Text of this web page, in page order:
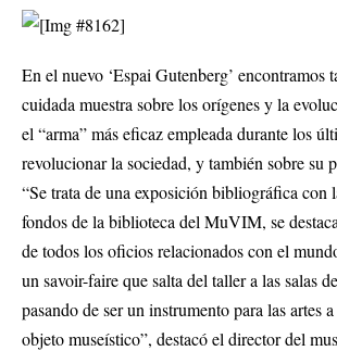
En el nuevo ‘Espai Gutenberg’ encontramos
cuidada muestra sobre los orígenes y la
el “arma” más eficaz empleada durante los
revolucionar la sociedad, y también sobre su
“Se trata de una exposición bibliográfica con
fondos de la biblioteca del MuVIM, se
de todos los oficios relacionados con el
un savoir-faire que salta del taller a las salas
pasando de ser un instrumento para las artes
objeto museístico”, destacó el director del